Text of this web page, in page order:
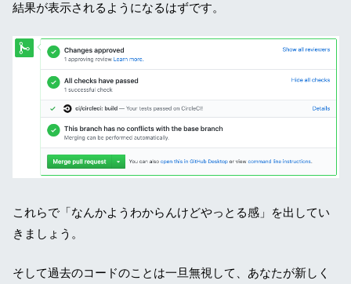
結果が表示されるようになるはずです。
これらで「なんかようわからんけどやっとる感」を出してい
きましょう。
そして過去のコードのことは一旦無視して、あなたが新しく